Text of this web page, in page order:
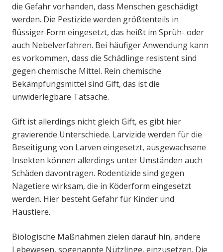
die Gefahr vorhanden, dass Menschen geschädigt
werden. Die Pestizide werden größtenteils in
flüssiger Form eingesetzt, das heißt im Sprüh- oder
auch Nebelverfahren. Bei häufiger Anwendung kann
es vorkommen, dass die Schädlinge resistent sind
gegen chemische Mittel. Rein chemische
Bekämpfungsmittel sind Gift, das ist die
unwiderlegbare Tatsache.
Gift ist allerdings nicht gleich Gift, es gibt hier
gravierende Unterschiede. Larvizide werden für die
Beseitigung von Larven eingesetzt, ausgewachsene
Insekten können allerdings unter Umständen auch
Schäden davontragen. Rodentizide sind gegen
Nagetiere wirksam, die in Köderform eingesetzt
werden. Hier besteht Gefahr für Kinder und
Haustiere.
Biologische Maßnahmen zielen darauf hin, andere
Lebewesen, sogenannte Nützlinge, einzusetzen. Die